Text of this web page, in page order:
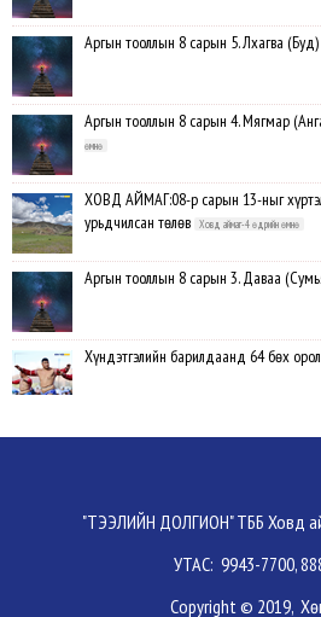
Аргын тооллын 8 сарын 5. Лхагва (Буд)
Аргын тооллын 8 сарын 4. Мягмар
өмнө
ХОВД АЙМАГ:08-р сарын 13-ныг
урьдчилсан төлөв
Ховд аймаг-4 өдрийн өмнө
Аргын тооллын 8 сарын 3. Даваа
Хүндэтгэлийн барилдаанд 64 бөх
Улсын цол, чимэг хүртсэн бөхчүүд,
Үндэсний сурын харвааны шилдгүүд
"ТЭЭЛИЙН ДОЛГИОН" ТББ Ховд
УТАС: 9943-7700,
Copyright © 2019,